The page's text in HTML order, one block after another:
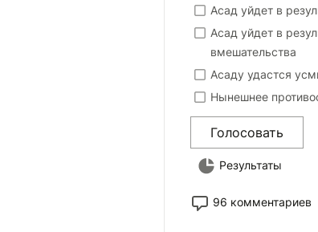
Асад уйдет в
Асад уйдет в
вмешательства
Асаду удастся
Нынешнее
Голосовать
Результаты
96 комментариев